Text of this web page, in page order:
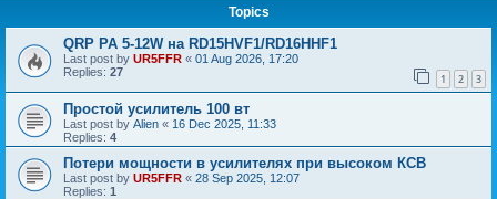
Topics
QRP PA 5-12W на RD15HVF1/RD16HHF1
Last post by UR5FFR « 01 Aug 2026, 17:20
Replies: 27 1 2 3
Простой усилитель 100 вт
Last post by Alien « 16 Dec 2025, 11:33
Replies: 4
Потери мощности в усилителях при высоком КСВ
Last post by UR5FFR « 28 Sep 2025, 12:07
Replies: 1